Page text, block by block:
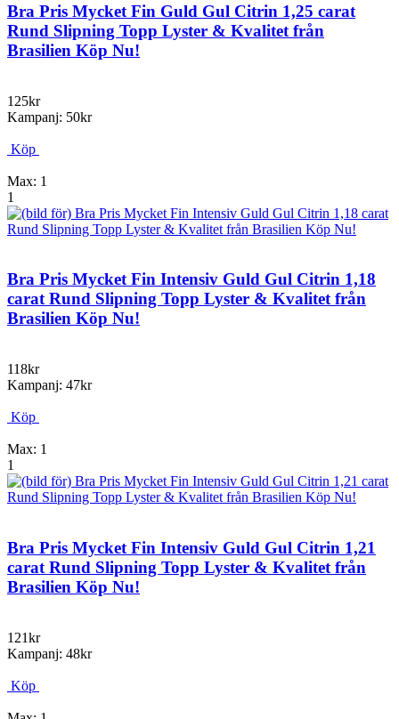
Bra Pris Mycket Fin Guld Gul Citrin 1,25 carat
Rund Slipning Topp Lyster & Kvalitet från
Brasilien Köp Nu!
125kr
Kampanj: 50kr
Köp
Max: 1
1
Bra Pris Mycket Fin Intensiv Guld Gul Citrin 1,18
carat Rund Slipning Topp Lyster & Kvalitet från
Brasilien Köp Nu!
118kr
Kampanj: 47kr
Köp
Max: 1
1
Bra Pris Mycket Fin Intensiv Guld Gul Citrin 1,21
carat Rund Slipning Topp Lyster & Kvalitet från
Brasilien Köp Nu!
121kr
Kampanj: 48kr
Köp